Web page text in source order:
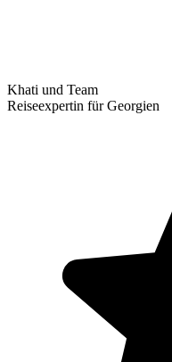
Khati und Team
Reiseexpertin für Georgien